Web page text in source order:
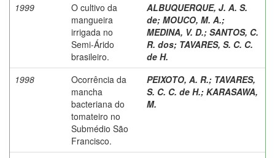
1999
O cultivo da
mangueira
irrigada no
Semi-Árido
brasileiro.
ALBUQUERQUE, J. A. S.
de; MOUCO, M. A.;
MEDINA, V. D.; SANTOS, C.
R. dos; TAVARES, S. C. C.
de H.
1998
Ocorrência da
mancha
bacteriana do
tomateiro no
Submédio São
Francisco.
PEIXOTO, A. R.; TAVARES,
S. C. C. de H.; KARASAWA,
M.